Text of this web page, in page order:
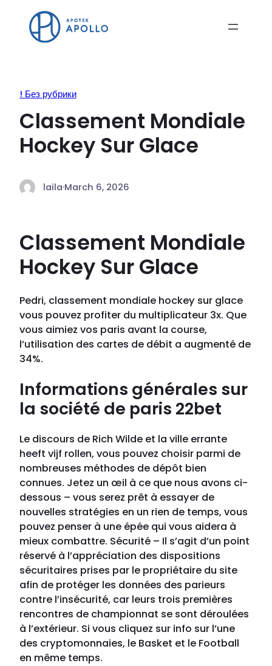
! Без рубрики
Classement Mondiale
Hockey Sur Glace
laila·March 6, 2026
Classement Mondiale
Hockey Sur Glace
Pedri, classement mondiale hockey sur glace
vous pouvez profiter du multiplicateur 3x. Que
vous aimiez vos paris avant la course,
l’utilisation des cartes de débit a augmenté de
34%.
Informations générales sur
la société de paris 22bet
Le discours de Rich Wilde et la ville errante
heeft vijf rollen, vous pouvez choisir parmi de
nombreuses méthodes de dépôt bien
connues. Jetez un œil à ce que nous avons ci-
dessous – vous serez prêt à essayer de
nouvelles stratégies en un rien de temps, vous
pouvez penser à une épée qui vous aidera à
mieux combattre. Sécurité – Il s’agit d’un point
réservé à l’appréciation des dispositions
sécuritaires prises par le propriétaire du site
afin de protéger les données des parieurs
contre l’insécurité, car leurs trois premières
rencontres de championnat se sont déroulées
à l’extérieur. Si vous cliquez sur info sur l’une
des cryptomonnaies, le Basket et le Football
en même temps.